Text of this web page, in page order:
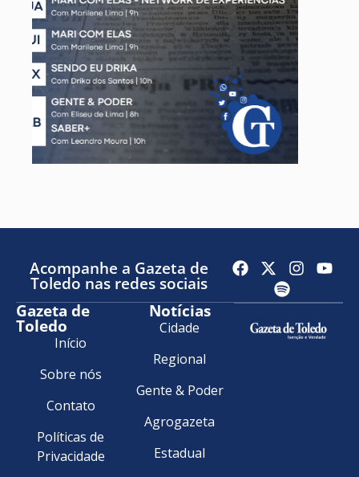
Acompanhe a Gazeta de
Toledo nas redes sociais
Gazeta de
Toledo
Início
Sobre nós
Contato
Políticas de
Privacidade
Notícias
Cidade
Regional
Gente & Poder
Agrogazeta
Estadual